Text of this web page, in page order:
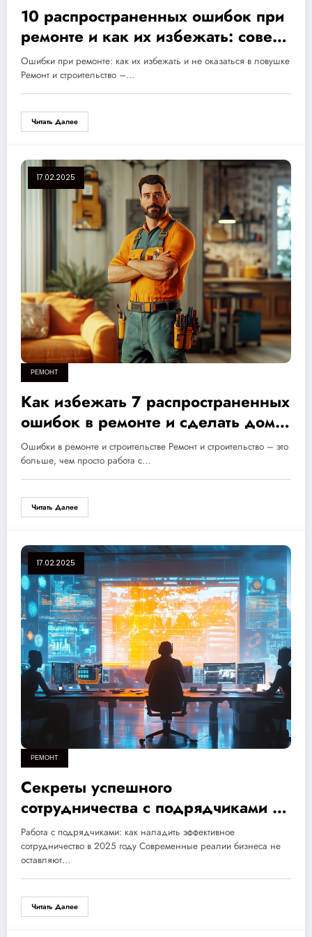
10 распространенных ошибок при
ремонте и как их избежать: советы
для идеального результата
Ошибки при ремонте: как их избежать и не оказаться в ловушке
Ремонт и строительство –…
Читать Далее
17.02.2025
РЕМОНТ
Как избежать 7 распространенных
ошибок в ремонте и сделать дом
идеальным: советы экспертов
Ошибки в ремонте и строительстве Ремонт и строительство – это
больше, чем просто работа с…
Читать Далее
17.02.2025
РЕМОНТ
Секреты успешного
сотрудничества с подрядчиками в
2025 году: ключевые стратегии
для предотвращения ошибок и
достижения результатов
Работа с подрядчиками: как наладить эффективное
сотрудничество в 2025 году Современные реалии бизнеса не
оставляют…
Читать Далее